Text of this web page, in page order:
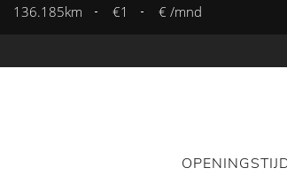
136.185km €1 € /mnd